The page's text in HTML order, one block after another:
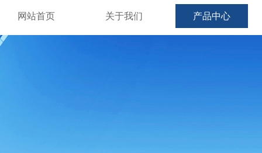
网站首页 关于我们 产品中心